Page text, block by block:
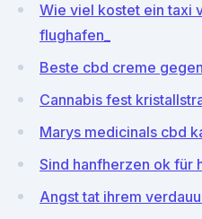
Wie viel kostet ein taxi
flughafen_
Beste cbd creme
Cannabis fest
Marys medicinals cbd
Sind hanfherzen ok für
Angst tat ihrem